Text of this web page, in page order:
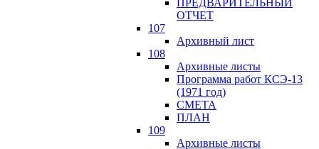
ПРЕДВАРИТЕЛЬНЫЙ
ОТЧЕТ
107
Архивный лист
108
Архивные листы
Программа работ КСЭ-13
(1971 год)
СМЕTA
ПЛАН
109
Архивные листы